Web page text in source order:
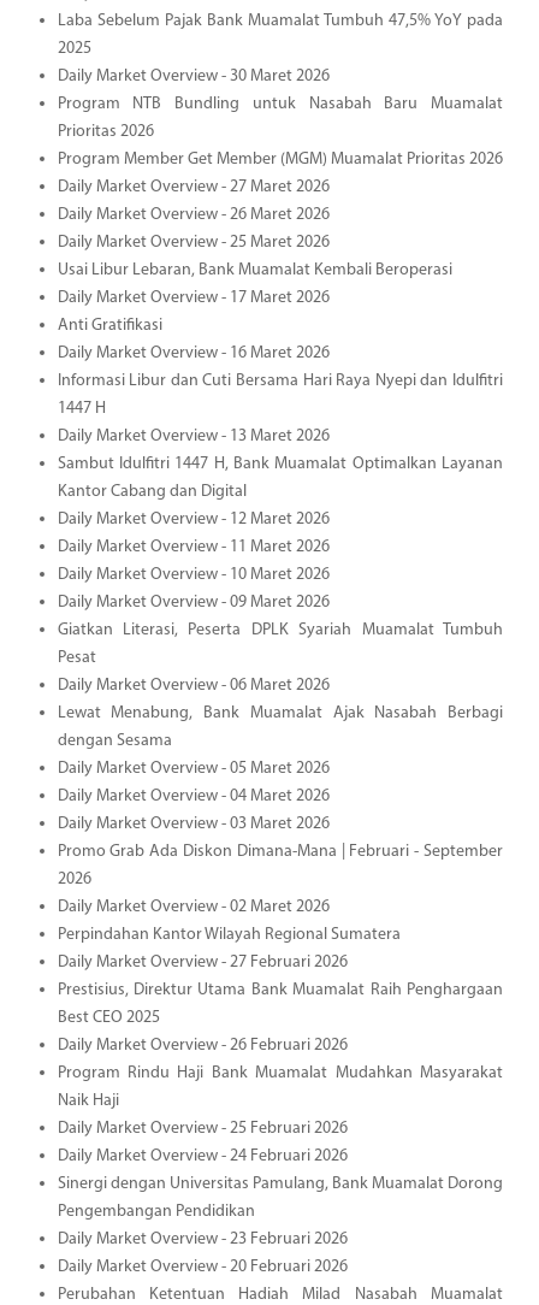
Laba Sebelum Pajak Bank Muamalat Tumbuh 47,5% YoY pada
2025
Daily Market Overview - 30 Maret 2026
Program NTB Bundling untuk Nasabah Baru Muamalat
Prioritas 2026
Program Member Get Member (MGM) Muamalat Prioritas 2026
Daily Market Overview - 27 Maret 2026
Daily Market Overview - 26 Maret 2026
Daily Market Overview - 25 Maret 2026
Usai Libur Lebaran, Bank Muamalat Kembali Beroperasi
Daily Market Overview - 17 Maret 2026
Anti Gratifikasi
Daily Market Overview - 16 Maret 2026
Informasi Libur dan Cuti Bersama Hari Raya Nyepi dan Idulfitri
1447 H
Daily Market Overview - 13 Maret 2026
Sambut Idulfitri 1447 H, Bank Muamalat Optimalkan Layanan
Kantor Cabang dan Digital
Daily Market Overview - 12 Maret 2026
Daily Market Overview - 11 Maret 2026
Daily Market Overview - 10 Maret 2026
Daily Market Overview - 09 Maret 2026
Giatkan Literasi, Peserta DPLK Syariah Muamalat Tumbuh
Pesat
Daily Market Overview - 06 Maret 2026
Lewat Menabung, Bank Muamalat Ajak Nasabah Berbagi
dengan Sesama
Daily Market Overview - 05 Maret 2026
Daily Market Overview - 04 Maret 2026
Daily Market Overview - 03 Maret 2026
Promo Grab Ada Diskon Dimana-Mana | Februari - September
2026
Daily Market Overview - 02 Maret 2026
Perpindahan Kantor Wilayah Regional Sumatera
Daily Market Overview - 27 Februari 2026
Prestisius, Direktur Utama Bank Muamalat Raih Penghargaan
Best CEO 2025
Daily Market Overview - 26 Februari 2026
Program Rindu Haji Bank Muamalat Mudahkan Masyarakat
Naik Haji
Daily Market Overview - 25 Februari 2026
Daily Market Overview - 24 Februari 2026
Sinergi dengan Universitas Pamulang, Bank Muamalat Dorong
Pengembangan Pendidikan
Daily Market Overview - 23 Februari 2026
Daily Market Overview - 20 Februari 2026
Perubahan Ketentuan Hadiah Milad Nasabah Muamalat